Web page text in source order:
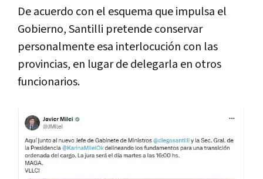
De acuerdo con el esquema que impulsa el
Gobierno, Santilli pretende conservar
personalmente esa interlocución con las
provincias, en lugar de delegarla en otros
funcionarios.